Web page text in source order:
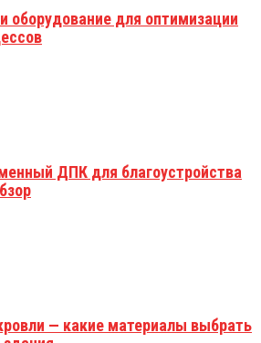
оборудование для оптимизации
ДПК для благоустройства
— какие материалы выбрать